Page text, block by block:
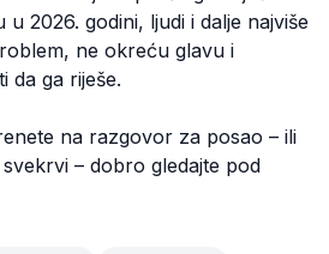
2026. godini, ljudi i dalje najviše
ne okreću glavu i
da ga riješe.
na razgovor za posao – ili
– dobro gledajte pod